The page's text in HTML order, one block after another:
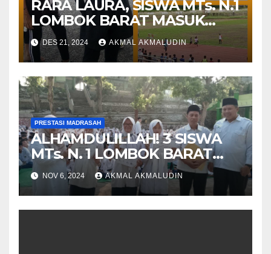
RARA LAURA, SISWA MTs. N.1
LOMBOK BARAT MASUK
FINAL KEJURDA ATLETIK
DES 21, 2024 AKMAL AKMALUDIN
PRESTASI MADRASAH
ALHAMDULILLAH! 3 SISWA
MTs. N. 1 LOMBOK BARAT
RAIH MEDALI DALAM
KEJURNAS TAEKWONDO
NOV 6, 2024 AKMAL AKMALUDIN